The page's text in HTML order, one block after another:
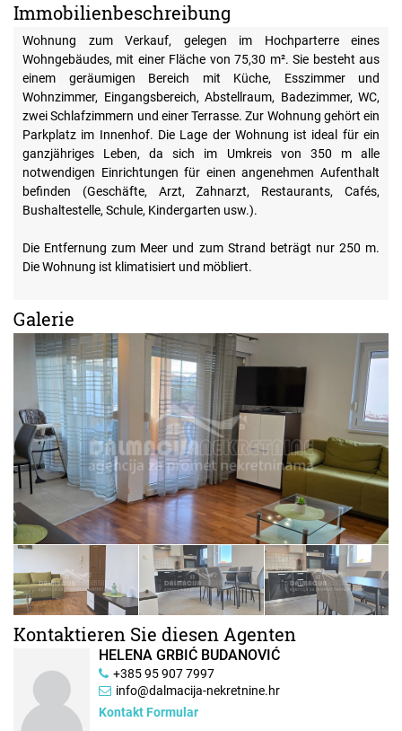
Immobilienbeschreibung
Wohnung zum Verkauf, gelegen im Hochparterre eines
Wohngebäudes, mit einer Fläche von 75,30 m². Sie besteht aus
einem geräumigen Bereich mit Küche, Esszimmer und
Wohnzimmer, Eingangsbereich, Abstellraum, Badezimmer, WC,
zwei Schlafzimmern und einer Terrasse. Zur Wohnung gehört ein
Parkplatz im Innenhof. Die Lage der Wohnung ist ideal für ein
ganzjähriges Leben, da sich im Umkreis von 350 m alle
notwendigen Einrichtungen für einen angenehmen Aufenthalt
befinden (Geschäfte, Arzt, Zahnarzt, Restaurants, Cafés,
Bushaltestelle, Schule, Kindergarten usw.).
Die Entfernung zum Meer und zum Strand beträgt nur 250 m.
Die Wohnung ist klimatisiert und möbliert.
Galerie
Kontaktieren Sie diesen Agenten
HELENA GRBIĆ BUDANOVIĆ
+385 95 907 7997
info@dalmacija-nekretnine.hr
Kontakt Formular